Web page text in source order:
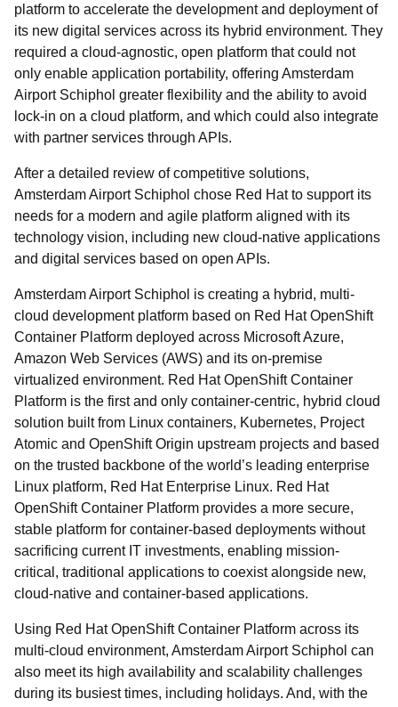
platform to accelerate the development and deployment of
its new digital services across its hybrid environment. They
required a cloud-agnostic, open platform that could not
only enable application portability, offering Amsterdam
Airport Schiphol greater flexibility and the ability to avoid
lock-in on a cloud platform, and which could also integrate
with partner services through APIs.
After a detailed review of competitive solutions,
Amsterdam Airport Schiphol chose Red Hat to support its
needs for a modern and agile platform aligned with its
technology vision, including new cloud-native applications
and digital services based on open APIs.
Amsterdam Airport Schiphol is creating a hybrid, multi-
cloud development platform based on Red Hat OpenShift
Container Platform deployed across Microsoft Azure,
Amazon Web Services (AWS) and its on-premise
virtualized environment. Red Hat OpenShift Container
Platform is the first and only container-centric, hybrid cloud
solution built from Linux containers, Kubernetes, Project
Atomic and OpenShift Origin upstream projects and based
on the trusted backbone of the world’s leading enterprise
Linux platform, Red Hat Enterprise Linux. Red Hat
OpenShift Container Platform provides a more secure,
stable platform for container-based deployments without
sacrificing current IT investments, enabling mission-
critical, traditional applications to coexist alongside new,
cloud-native and container-based applications.
Using Red Hat OpenShift Container Platform across its
multi-cloud environment, Amsterdam Airport Schiphol can
also meet its high availability and scalability challenges
during its busiest times, including holidays. And, with the